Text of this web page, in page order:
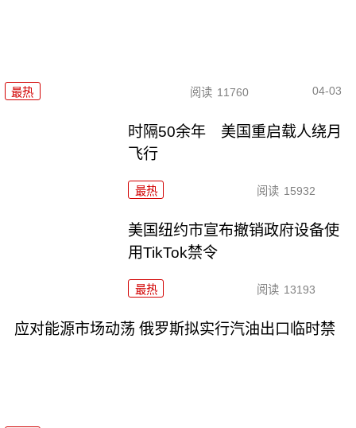
最热 阅读 11760 04-03
时隔50余年 美国重启载人绕月
飞行
最热 阅读 15932
美国纽约市宣布撤销政府设备使
用TikTok禁令
最热 阅读 13193
应对能源市场动荡 俄罗斯拟实行汽油出口临时禁